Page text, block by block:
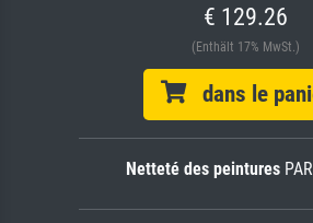
€ 129.26
(Enthält 17% MwSt.)
dans le
Netteté des peintures